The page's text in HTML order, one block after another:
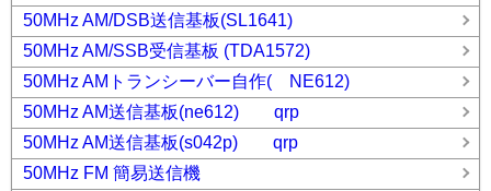
50MHz AM/DSB送信基板(SL1641)
50MHz AM/SSB受信基板 (TDA1572)
50MHz AMトランシーバー自作( NE612)
50MHz AM送信基板(ne612) qrp
50MHz AM送信基板(s042p) qrp
50MHz FM 簡易送信機